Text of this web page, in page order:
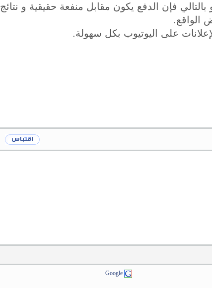
فإن الدفع يكون مقابل منفعة حقيقية و نتائج
الواقع.
Google